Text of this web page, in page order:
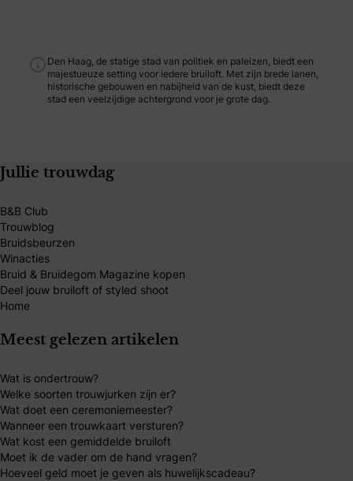
Den Haag, de statige stad van politiek en paleizen, biedt een
majestueuze setting voor iedere bruiloft. Met zijn brede lanen,
historische gebouwen en nabijheid van de kust, biedt deze
stad een veelzijdige achtergrond voor je grote dag.
Jullie trouwdag
B&B Club
Trouwblog
Bruidsbeurzen
Winacties
Bruid & Bruidegom Magazine kopen
Deel jouw bruiloft of styled shoot
Home
Meest gelezen artikelen
Wat is ondertrouw?
Welke soorten trouwjurken zijn er?
Wat doet een ceremoniemeester?
Wanneer een trouwkaart versturen?
Wat kost een gemiddelde bruiloft
Moet ik de vader om de hand vragen?
Hoeveel geld moet je geven als huwelijkscadeau?